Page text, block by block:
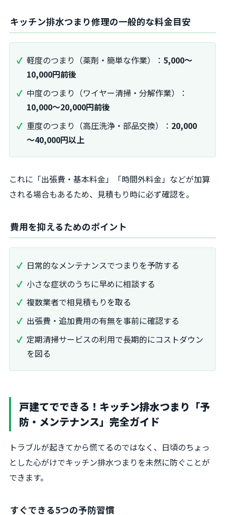
キッチン排水つまり修理の一般的な料金目安
軽度のつまり（薬剤・簡単な作業）： 5,000～
10,000円前後
中度のつまり（ワイヤー清掃・分解作業）：
10,000～20,000円前後
重度のつまり（高圧洗浄・部品交換）： 20,000
～40,000円以上
これに「出張費・基本料金」「時間外料金」などが加算
される場合もあるため、見積もり時に必ず確認を。
費用を抑えるためのポイント
日常的なメンテナンスでつまりを予防する
小さな症状のうちに早めに相談する
複数業者で相見積もりを取る
出張費・追加費用の有無を事前に確認する
定期清掃サービスの利用で長期的にコストダウン
を図る
戸建てでできる！キッチン排水つまり「予
防・メンテナンス」完全ガイド
トラブルが起きてから慌てるのではなく、日頃のちょっ
とした心がけでキッチン排水つまりを未然に防ぐことが
できます。
すぐできる5つの予防習慣